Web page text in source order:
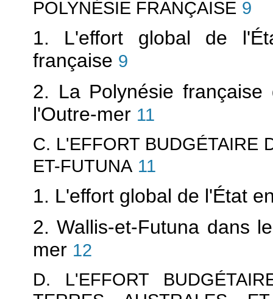
POLYNÉSIE FRANÇAISE 9
1. L'effort global de
française 9
2. La Polynésie
l'Outre-mer 11
C. L'EFFORT BUDGÉTAIRE
ET-FUTUNA 11
1. L'effort global de l'État
2. Wallis-et-Futuna dans
mer 12
D. L'EFFORT